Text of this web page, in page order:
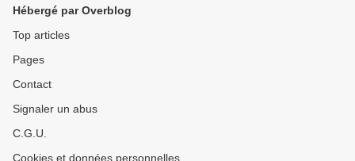
Hébergé par Overblog
Top articles
Pages
Contact
Signaler un abus
C.G.U.
Cookies et données personnelles